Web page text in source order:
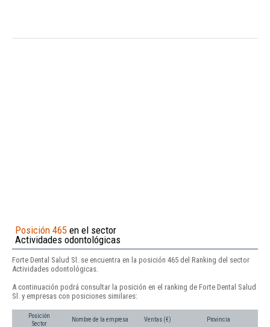
Posición 465 en el sector
Actividades odontológicas
Forte Dental Salud Sl. se encuentra en la posición 465 del Ranking del sector
Actividades odontológicas.
A continuación podrá consultar la posición en el ranking de Forte Dental Salud
Sl. y empresas con posiciones similares:
Posición
Sector
Nombre de la empresa Ventas (€) Provincia